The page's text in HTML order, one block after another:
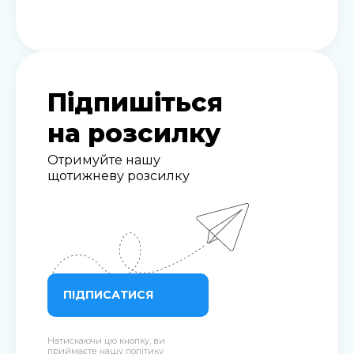
Підпишіться
на розсилку
Отримуйте нашу
щотижневу розсилку
ПІДПИСАТИСЯ
Натискаючи цю кнопку, ви
приймаєте нашу політику